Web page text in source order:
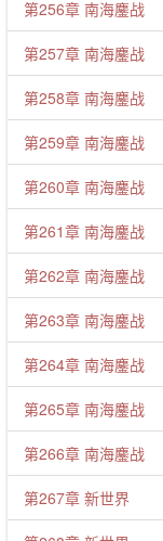
第256章 南海鏖战
第257章 南海鏖战
第258章 南海鏖战
第259章 南海鏖战
第260章 南海鏖战
第261章 南海鏖战
第262章 南海鏖战
第263章 南海鏖战
第264章 南海鏖战
第265章 南海鏖战
第266章 南海鏖战
第267章 新世界